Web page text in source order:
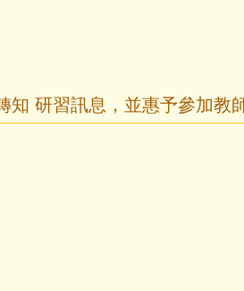
研習訊息，並惠予參加教